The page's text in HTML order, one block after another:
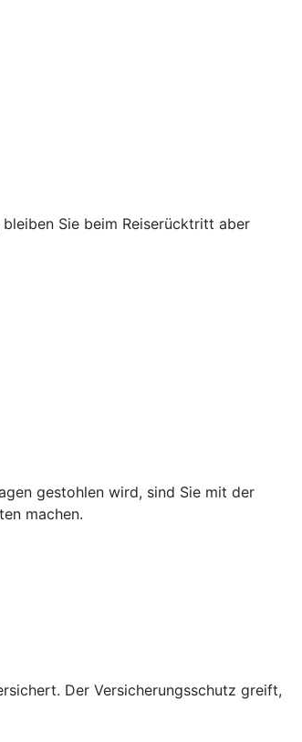
Sie beim Reiserücktritt aber
gestohlen wird, sind Sie mit der
machen.
Der Versicherungsschutz greift,